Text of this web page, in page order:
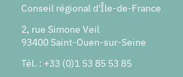
Conseil régional d'Île-de-France
2, rue Simone Veil
93400 Saint-Ouen-sur-Seine
Tél. : +33 (0)1 53 85 53 85